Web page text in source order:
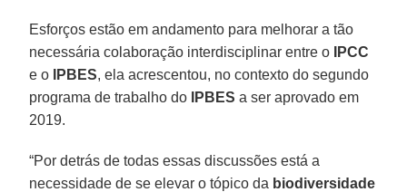
Esforços estão em andamento para melhorar a tão
necessária colaboração interdisciplinar entre o
IPCC
e o
IPBES, ela acrescentou, no contexto do segundo
programa de trabalho do
IPBES a ser aprovado em
2019.
“Por detrás de todas essas discussões está a
necessidade de se elevar o tópico da biodiversidade